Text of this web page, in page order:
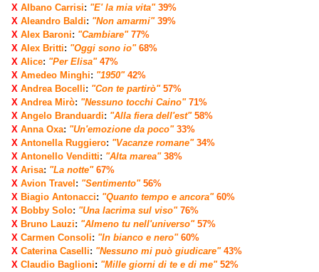
X Albano Carrisi: "E' la mia vita" 39%
X Aleandro Baldi: "Non amarmi" 39%
X Alex Baroni: "Cambiare" 77%
X Alex Britti: "Oggi sono io" 68%
X Alice: "Per Elisa"47%
X Amedeo Minghi: "1950" 42%
X Andrea Bocelli: "Con te partirò" 57%
X Andrea Mirò: "Nessuno tocchi Caino"71%
X Angelo Branduardi: "Alla fiera dell'est"58%
X Anna Oxa: "Un'emozione da poco" 33%
X Antonella Ruggiero: "Vacanze romane"34%
X Antonello Venditti: "Alta marea"38%
X Arisa: "La notte"67%
X Avion Travel : "Sentimento" 56%
X Biagio Antonacci: "Quanto tempo e ancora" 60%
X Bobby Solo: "Una lacrima sul viso" 76%
X Bruno Lauzi: "Almeno tu nell'universo" 57%
X Carmen Consoli: "In bianco e nero"60%
X Caterina Caselli: "Nessuno mi può giudicare"43%
X Claudio Baglioni: "Mille giorni di te e di me" 52%